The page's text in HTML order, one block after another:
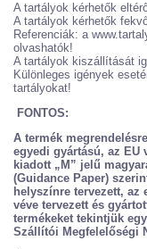
A tartályok kérhetők
A tartályok kérhetők
Referenciák: a
olvashatók!
A tartályok kiszállítását
Különleges igények
tartályokat!
FONTOS:
A termék
egyedi gyártású, az EU
kiadott „M” jelű
(Guidance Paper)
helyszínre tervezett, az
véve tervezett és
termékeket tekintjük
Szállítói Megfelelőségi